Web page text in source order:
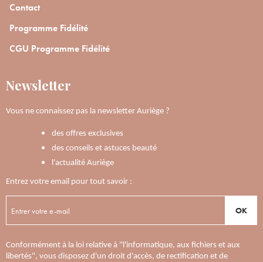
Contact
Programme Fidélité
CGU Programme Fidélité
Newsletter
Vous ne connaissez pas la newsletter Auriège ?
des offres exclusives
des conseils et astuces beauté
l'actualité Auriège
Entrez votre email pour tout savoir :
OK
Conformément à la loi relative à "l'informatique, aux fichiers et aux
libertés", vous disposez d'un droit d'accès, de rectification et de